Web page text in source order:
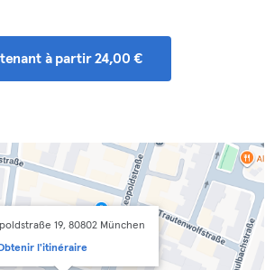
à partir 24,00 €
19, 80802 München
l'itinéraire